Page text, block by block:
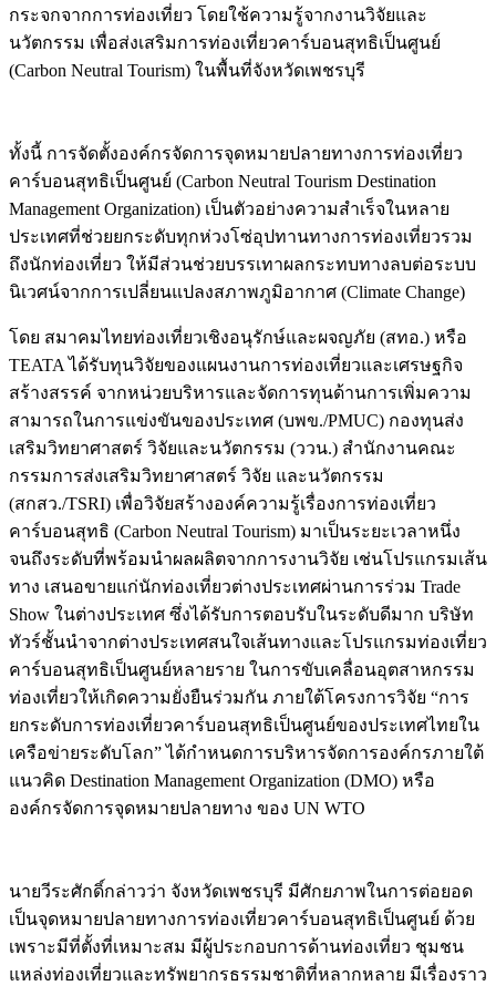
กระจกจากการท่องเที่ยว โดยใช้ความรู้จากงานวิจัยและ
นวัตกรรม เพื่อส่งเสริมการท่องเที่ยวคาร์บอนสุทธิเป็นศูนย์
(Carbon Neutral Tourism) ในพื้นที่จังหวัดเพชรบุรี
ทั้งนี้ การจัดตั้งองค์กรจัดการจุดหมายปลายทางการท่องเที่ยว
คาร์บอนสุทธิเป็นศูนย์ (Carbon Neutral Tourism Destination
Management Organization) เป็นตัวอย่างความสำเร็จในหลาย
ประเทศที่ช่วยยกระดับทุกห่วงโซ่อุปทานทางการท่องเที่ยวรวม
ถึงนักท่องเที่ยว ให้มีส่วนช่วยบรรเทาผลกระทบทางลบต่อระบบ
นิเวศน์จากการเปลี่ยนแปลงสภาพภูมิอากาศ (Climate Change)
โดย สมาคมไทยท่องเที่ยวเชิงอนุรักษ์และผจญภัย (สทอ.) หรือ
TEATA ได้รับทุนวิจัยของแผนงานการท่องเที่ยวและเศรษฐกิจ
สร้างสรรค์ จากหน่วยบริหารและจัดการทุนด้านการเพิ่มความ
สามารถในการแข่งขันของประเทศ (บพข./PMUC) กองทุนส่ง
เสริมวิทยาศาสตร์ วิจัยและนวัตกรรม (ววน.) สำนักงานคณะ
กรรมการส่งเสริมวิทยาศาสตร์ วิจัย และนวัตกรรม
(สกสว./TSRI) เพื่อวิจัยสร้างองค์ความรู้เรื่องการท่องเที่ยว
คาร์บอนสุทธิ (Carbon Neutral Tourism) มาเป็นระยะเวลาหนึ่ง
จนถึงระดับที่พร้อมนำผลผลิตจากการงานวิจัย เช่นโปรแกรมเส้น
ทาง เสนอขายแก่นักท่องเที่ยวต่างประเทศผ่านการร่วม Trade
Show ในต่างประเทศ ซึ่งได้รับการตอบรับในระดับดีมาก บริษัท
ทัวร์ชั้นนำจากต่างประเทศสนใจเส้นทางและโปรแกรมท่องเที่ยว
คาร์บอนสุทธิเป็นศูนย์หลายราย ในการขับเคลื่อนอุตสาหกรรม
ท่องเที่ยวให้เกิดความยั่งยืนร่วมกัน ภายใต้โครงการวิจัย “การ
ยกระดับการท่องเที่ยวคาร์บอนสุทธิเป็นศูนย์ของประเทศไทยใน
เครือข่ายระดับโลก” ได้กำหนดการบริหารจัดการองค์กรภายใต้
แนวคิด Destination Management Organization (DMO) หรือ
องค์กรจัดการจุดหมายปลายทาง ของ UN WTO
นายวีระศักดิ์กล่าวว่า จังหวัดเพชรบุรี มีศักยภาพในการต่อยอด
เป็นจุดหมายปลายทางการท่องเที่ยวคาร์บอนสุทธิเป็นศูนย์ ด้วย
เพราะมีที่ตั้งที่เหมาะสม มีผู้ประกอบการด้านท่องเที่ยว ชุมชน
แหล่งท่องเที่ยวและทรัพยากรธรรมชาติที่หลากหลาย มีเรื่องราว